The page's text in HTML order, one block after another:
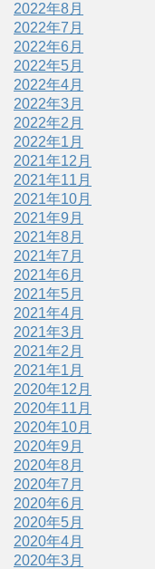
2022年8月
2022年7月
2022年6月
2022年5月
2022年4月
2022年3月
2022年2月
2022年1月
2021年12月
2021年11月
2021年10月
2021年9月
2021年8月
2021年7月
2021年6月
2021年5月
2021年4月
2021年3月
2021年2月
2021年1月
2020年12月
2020年11月
2020年10月
2020年9月
2020年8月
2020年7月
2020年6月
2020年5月
2020年4月
2020年3月